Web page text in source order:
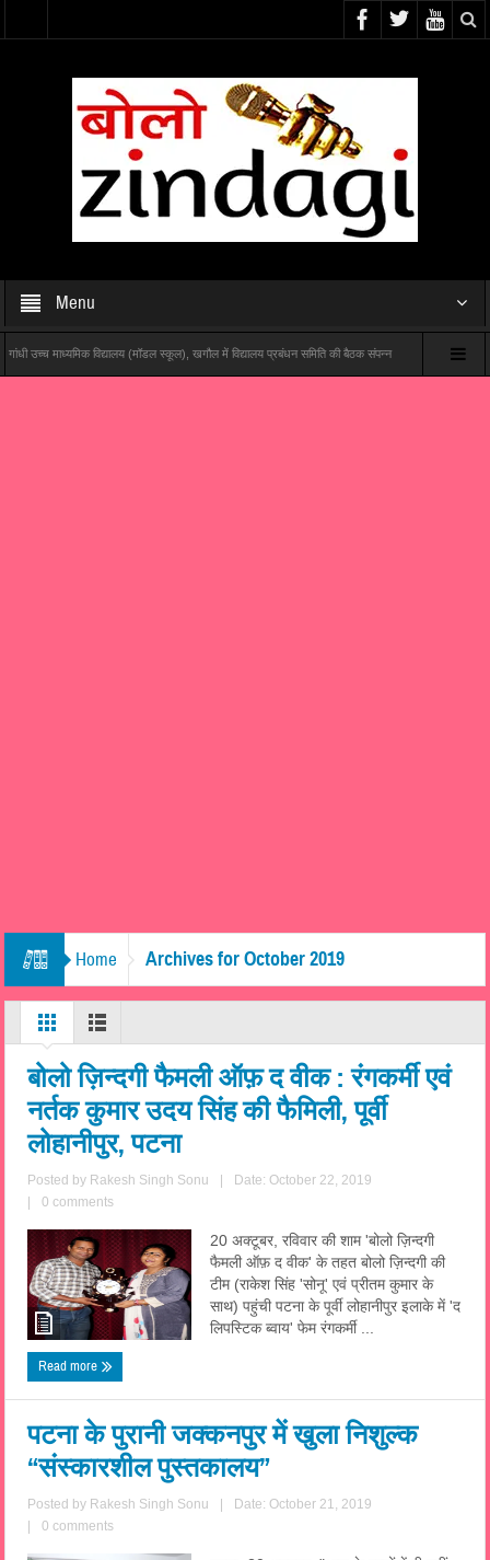
Menu
माध्यमिक विद्यालय (मॉडल स्कूल), खगौल में विद्यालय प्रबंधन समिति की बैठक संपन्न यश राज फिल्म्स और
Home Archives for October 2019
बोलो ज़िन्दगी फैमली ऑफ़ द वीक : रंगकर्मी एवं
नर्तक कुमार उदय सिंह की फैमिली, पूर्वी
लोहानीपुर, पटना
Posted by Rakesh Singh Sonu
Date: October 22, 2019
0 comments
20 अक्टूबर, रविवार की शाम 'बोलो ज़िन्दगी
फैमली ऑफ़ द वीक' के तहत बोलो ज़िन्दगी की
टीम (राकेश सिंह 'सोनू' एवं प्रीतम कुमार के
साथ) पहुंची पटना के पूर्वी लोहानीपुर इलाके में 'द
लिपस्टिक ब्वाय' फेम रंगकर्मी ...
Read more
पटना के पुरानी जक्कनपुर में खुला निशुल्क
“संस्कारशील पुस्तकालय”
Posted by Rakesh Singh Sonu
Date: October 21, 2019
0 comments